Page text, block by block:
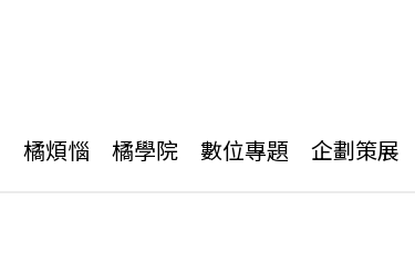
橘煩惱 橘學院 數位專題 企劃策展